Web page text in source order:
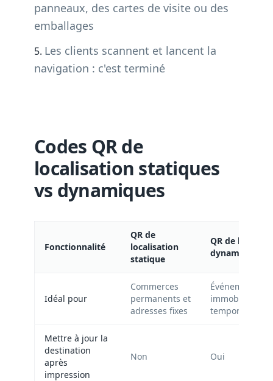
panneaux, des cartes de visite ou des
emballages
Les clients scannent et lancent la
navigation : c'est terminé
Codes QR de
localisation statiques
vs dynamiques
Fonctionnalité
QR de
localisation
statique
QR de
dynamique
Idéal pour
Commerces
permanents et
adresses fixes
Événements,
immobilier et
temporaires
Mettre à jour la
destination
après
impression
Non Oui